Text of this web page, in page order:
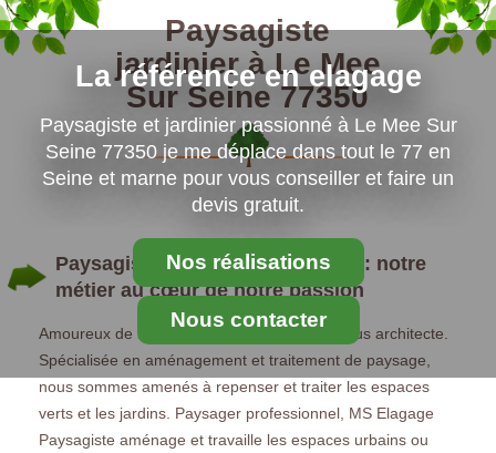
La référence en elagage
Paysagiste et jardinier passionné à Le Mee Sur
Seine 77350 je me déplace dans tout le 77 en
Seine et marne pour vous conseiller et faire un
devis gratuit.
Nos réalisations
Nous contacter
Paysagiste
jardinier à Le Mee
Sur Seine 77350
Paysagiste en Le Mee Sur Seine : notre
métier au cœur de notre passion
Amoureux de la nature, nous sommes devenus architecte.
Spécialisée en aménagement et traitement de paysage,
nous sommes amenés à repenser et traiter les espaces
verts et les jardins. Paysager professionnel, MS Elagage
Paysagiste aménage et travaille les espaces urbains ou